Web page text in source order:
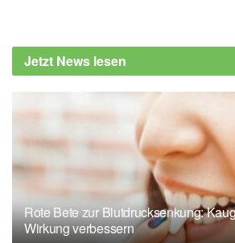
Wu,, et al.: Association
Index and Brain Health in
Randomization Study; in:
Science (veröffentlicht
Data Science
Health Data Science: High
reduced brain volume
matter lesions
Health Data Science
Jetzt News lesen
Rote Bete zur Blutdrucksenkung:
Wirkung verbessern